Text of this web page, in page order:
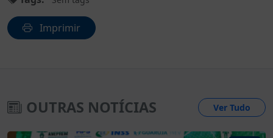
Imprimir
OUTRAS NOTÍCIAS Ver Tudo